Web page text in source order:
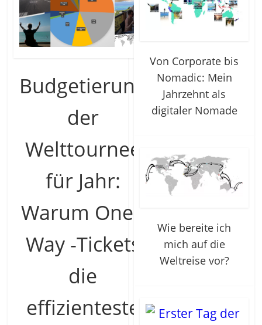
Budgetierung
der
Welttournee
für Jahr:
Warum One -
Way -Tickets
die
effizienteste
Von Corporate bis
Nomadic: Mein
Jahrzehnt als
digitaler Nomade
Wie bereite ich
mich auf die
Weltreise vor?